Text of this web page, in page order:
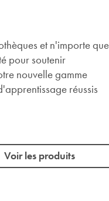
et n'importe
pour soutenir
nouvelle gamme
réussis
Voir les produits